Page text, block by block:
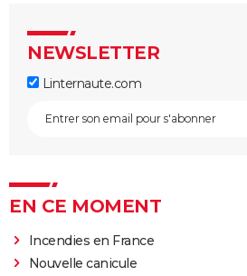
NEWSLETTER
Linternaute.com
EN CE MOMENT
Incendies en France
Nouvelle canicule